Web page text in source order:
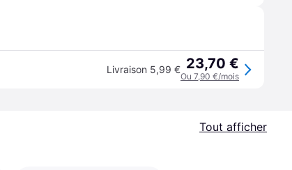
Livraison 5,99 € 23,70 €
Ou 7,90 €/mois
Tout afficher